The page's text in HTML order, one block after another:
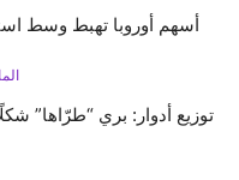
أسهم أوروبا تهبط وسط
توزيع أدوار: بري “طرّاها”